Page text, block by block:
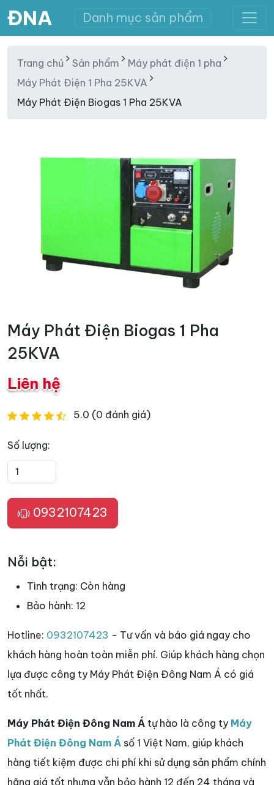
ĐNA Danh mục sản phẩm
Trang chủ Sản phẩm
Máy phát điện 1 pha
Máy Phát Điện 1 Pha 25KVA
Máy Phát Điện Biogas 1 Pha 25KVA
Máy Phát Điện Biogas 1 Pha
25KVA
Liên hệ
5.0 (0 đánh giá)
Số lượng:
0932107423
Nỗi bật:
Tình trạng: Còn hàng
Bảo hành: 12
Hotline: 0932107423 - Tư vấn và báo giá ngay cho
khách hàng hoàn toàn miễn phí. Giúp khách hàng chọn
lựa được công ty Máy Phát Điện Đông Nam Á có giá
tốt nhất.
Máy Phát Điện Đông Nam Á tự hào là công ty Máy
Phát Điện Đông Nam Á số 1 Việt Nam, giúp khách
hàng tiết kiệm được chi phí khi sử dụng sản phẩm chính
hãng giá tốt nhưng vẫn bảo hành 12 đến 24 tháng và